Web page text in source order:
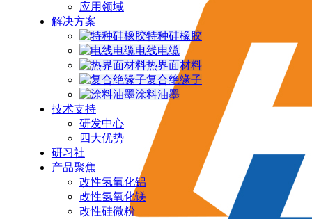
应用领域
解决方案
特种硅橡胶
电线电缆
热界面材料
复合绝缘子
涂料油墨
技术支持
研发中心
四大优势
研习社
产品聚焦
改性氢氧化铝
改性氢氧化镁
改性硅微粉